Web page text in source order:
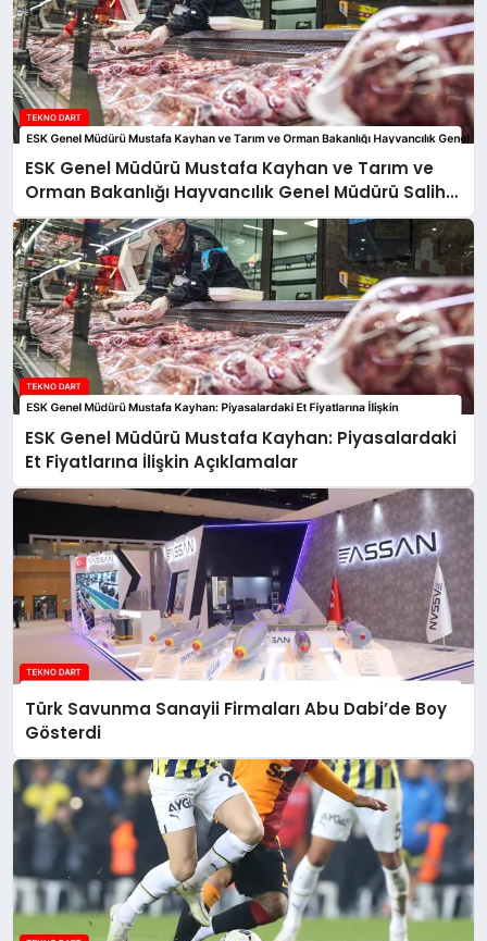
ESK Genel Müdürü Mustafa Kayhan ve Tarım ve
Orman Bakanlığı Hayvancılık Genel Müdürü Salih
Çelik’ten Kırmızı Et Piyasasına İlişkin Açıklamalar
ESK Genel Müdürü Mustafa Kayhan: Piyasalardaki
Et Fiyatlarına İlişkin Açıklamalar
Türk Savunma Sanayii Firmaları Abu Dabi’de Boy
Gösterdi